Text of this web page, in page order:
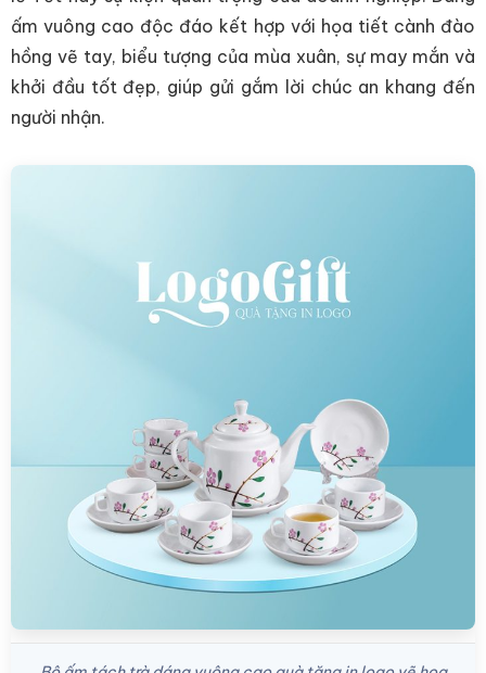
ấm vuông cao độc đáo kết hợp với họa tiết cành đào
hồng vẽ tay, biểu tượng của mùa xuân, sự may mắn và
khởi đầu tốt đẹp, giúp gửi gắm lời chúc an khang đến
người nhận.